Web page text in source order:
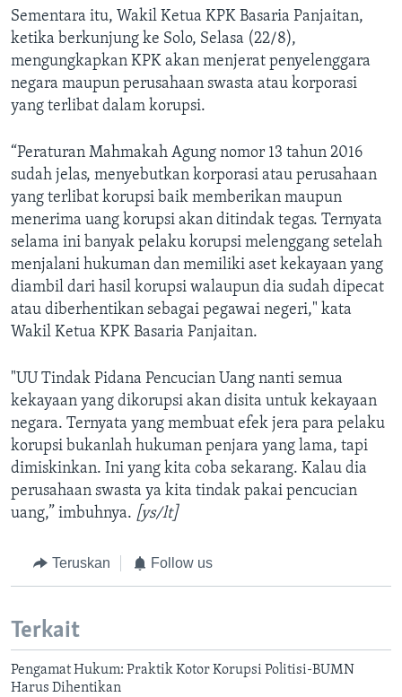
Sementara itu, Wakil Ketua KPK Basaria Panjaitan,
ketika berkunjung ke Solo, Selasa (22/8),
mengungkapkan KPK akan menjerat penyelenggara
negara maupun perusahaan swasta atau korporasi
yang terlibat dalam korupsi.
“Peraturan Mahmakah Agung nomor 13 tahun 2016
sudah jelas, menyebutkan korporasi atau perusahaan
yang terlibat korupsi baik memberikan maupun
menerima uang korupsi akan ditindak tegas. Ternyata
selama ini banyak pelaku korupsi melenggang setelah
menjalani hukuman dan memiliki aset kekayaan yang
diambil dari hasil korupsi walaupun dia sudah dipecat
atau diberhentikan sebagai pegawai negeri," kata
Wakil Ketua KPK Basaria Panjaitan.
"UU Tindak Pidana Pencucian Uang nanti semua
kekayaan yang dikorupsi akan disita untuk kekayaan
negara. Ternyata yang membuat efek jera para pelaku
korupsi bukanlah hukuman penjara yang lama, tapi
dimiskinkan. Ini yang kita coba sekarang. Kalau dia
perusahaan swasta ya kita tindak pakai pencucian
uang,” imbuhnya. [ys/lt]
Teruskan Follow us
Terkait
Pengamat Hukum: Praktik Kotor Korupsi Politisi-BUMN
Harus Dihentikan